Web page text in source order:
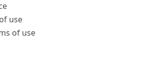
use
of use